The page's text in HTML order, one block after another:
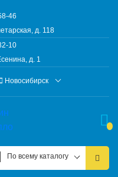
46
д. 118
10
д. 1
Новосибирск
По всему каталогу